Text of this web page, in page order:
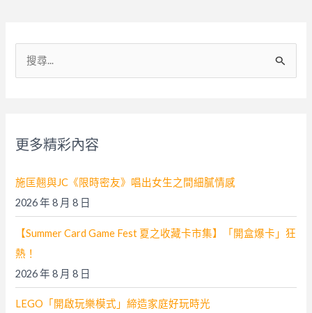
:
更多精彩內容
施匡翹與JC《限時密友》唱出女生之間細膩情感
2026 年 8 月 8 日
【Summer Card Game Fest 夏之收藏卡市集】「開盒爆卡」狂
熱！
2026 年 8 月 8 日
LEGO「開啟玩樂模式」締造家庭好玩時光